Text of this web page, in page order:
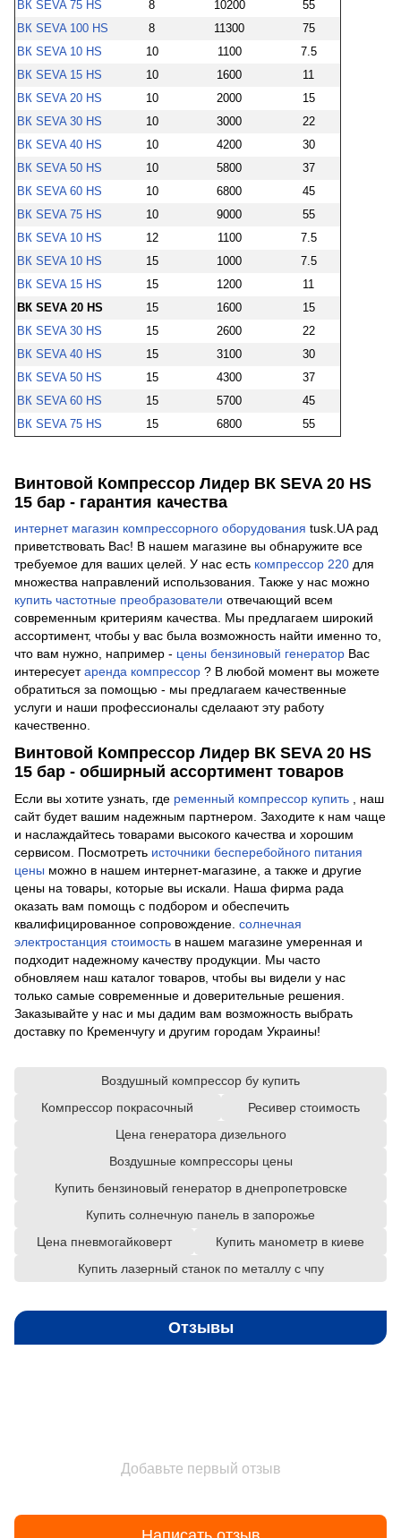
ВК SEVA 75 HS
8 10200
55
ВК SEVA 100 HS
8 11300
75
ВК SEVA 10 HS
10 1100
7.5
ВК SEVA 15 HS
10 1600
11
ВК SEVA 20 HS
10 2000
15
ВК SEVA 30 HS
10 3000
22
ВК SEVA 40 HS
10 4200
30
ВК SEVA 50 HS
10 5800
37
ВК SEVA 60 HS
10 6800
45
ВК SEVA 75 HS
10 9000
55
ВК SEVA 10 HS
12 1100
7.5
ВК SEVA 10 HS
15 1000
7.5
ВК SEVA 15 HS
15 1200
11
ВК SEVA 20 HS
15 1600
15
ВК SEVA 30 HS
15 2600
22
ВК SEVA 40 HS
15 3100
30
ВК SEVA 50 HS
15 4300
37
ВК SEVA 60 HS
15 5700
45
ВК SEVA 75 HS
15 6800 55
Винтовой Компрессор Лидер ВК SEVA 20 HS
15 бар - гарантия качества
интернет магазин компрессорного оборудования tusk.UA рад
приветствовать Вас! В нашем магазине вы обнаружите все
требуемое для ваших целей. У нас есть компрессор 220 для
множества направлений использования. Также у нас можно
купить частотные преобразователи отвечающий всем
современным критериям качества. Мы предлагаем широкий
ассортимент, чтобы у вас была возможность найти именно то,
что вам нужно, например - цены бензиновый генератор Вас
интересуетаренда компрессор ? В любой момент вы можете
обратиться за помощью - мы предлагаем качественные
услуги и наши профессионалы сделаают эту работу
качественно.
Винтовой Компрессор Лидер ВК SEVA 20 HS
15 бар - обширный ассортимент товаров
Если вы хотите узнать, где ременный компрессор купить , наш
сайт будет вашим надежным партнером. Заходите к нам чаще
и наслаждайтесь товарами высокого качества и хорошим
сервисом. Посмотреть источники бесперебойного питания
цены можно в нашем интернет-магазине, а также и другие
цены на товары, которые вы искали. Наша фирма рада
оказать вам помощь с подбором и обеспечить
квалифицированное сопровождение. солнечная
электростанция стоимость в нашем магазине умеренная и
подходит надежному качеству продукции. Мы часто
обновляем наш каталог товаров, чтобы вы видели у нас
только самые современные и доверительные решения.
Заказывайте у нас и мы дадим вам возможность выбрать
доставку по Кременчугу и другим городам Украины!
Воздушный компрессор бу купить
Компрессор покрасочный
Ресивер стоимость
Цена генератора дизельного
Воздушные компрессоры цены
Купить бензиновый генератор в днепропетровске
Купить солнечную панель в запорожье
Цена пневмогайковерт
Купить манометр в киеве
Купить лазерный станок по металлу с чпу
Отзывы
Добавьте первый отзыв